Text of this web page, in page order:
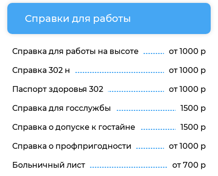
Справки для работы
Справка для работы на высоте от 1000 р
Справка 302 н от 1000 р
Паспорт здоровья 302 от 1000 р
Справка для госслужбы 1500 р
Справка о допуске к гостайне 1500 р
Справка о профпригодности от 1000 р
Больничный лист от 700 р